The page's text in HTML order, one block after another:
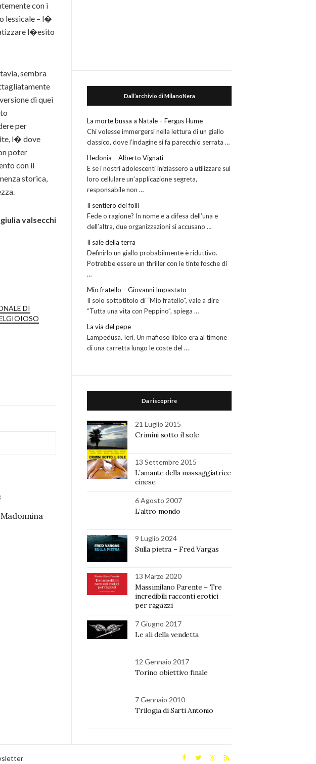
con i
lessicale – l�
l�esito
sembra
di quei
per
l� dove
poter
con il
storica,
giulia valsecchi
DI
Dall’archivio di MilanoNera
La morte bussa a Natale – Fergus Hume
Chi volesse immergersi nella lettura di un giallo
classico, dove l’indagine si fa parecchio serrata …
Hedonia – Alberto Vignati
E se i nostri adolescenti iniziassero a utilizzare sul
loro cellulare un’applicazione segreta,
responsabile non …
Il sentiero dei folli
Fede o ragione? In nome e a difesa dell’una e
dell’altra, due organizzazioni si accusano …
Il sale della terra
Definirlo un giallo probabilmente è riduttivo.
Potrebbe essere un thriller con le tinte fosche di
…
Mio fratello – Giovanni Impastato
Il solo sottotitolo di “Mio fratello”, vale a dire
“Tutta una vita con Peppino”, spiega …
La via del pepe
Lampedusa. Ieri. Un mafioso libico era al timone
di una carretta lungo le coste del …
Da riscoprire
21 Luglio 2015
Crimini sotto il sole
13 Settembre 2015
L’amante della massaggiatrice
cinese
6 Agosto 2007
L’altro mondo
9 Luglio 2024
Sulla pietra – Fred Vargas
13 Marzo 2020
Massimilano Parente – Tre
incredibili racconti erotici
per ragazzi
7 Giugno 2017
Le ali della vendetta
12 Gennaio 2017
Torino obiettivo finale
7 Gennaio 2010
Trilogia di Sarti Antonio